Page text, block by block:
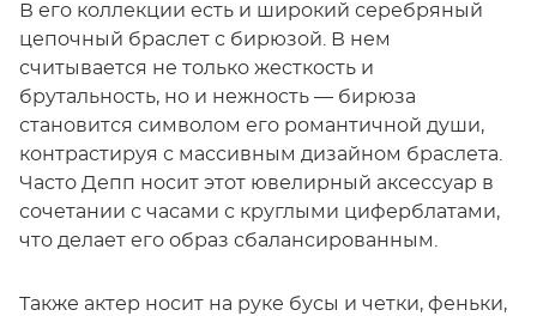
В его коллекции есть и широкий серебряный
цепочный браслет с бирюзой. В нем
считывается не только жесткость и
брутальность, но и нежность — бирюза
становится символом его романтичной души,
контрастируя с массивным дизайном браслета.
Часто Депп носит этот ювелирный аксессуар в
сочетании с часами с круглыми циферблатами,
что делает его образ сбалансированным.
Также актер носит на руке бусы и четки, феньки,